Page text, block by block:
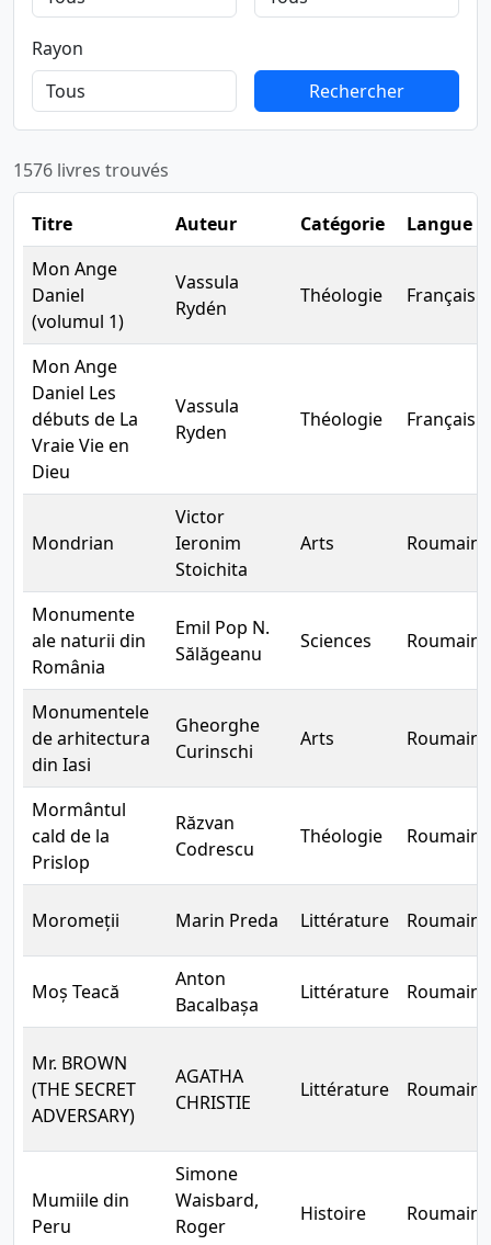
Rayon
RechercherRechercher
1576 livres trouvés
Titre Auteur Catégorie
Langue
Mon Ange
Daniel
(volumul 1)
Vassula
Rydén
Théologie Français
Mon Ange
Daniel Les
débuts de La
Vraie Vie en
Dieu
Vassula
Ryden
Théologie Français
Mondrian
Victor
Ieronim
Stoichita
Arts Roumain
Monumente
ale naturii din
România
Emil Pop N.
Sălăgeanu
Sciences Roumain
Monumentele
de arhitectura
din Iasi
Gheorghe
Curinschi
Arts Roumain
Mormântul
cald de la
Prislop
Răzvan
Codrescu
Théologie Roumain
Moromeții Marin Preda Littérature Roumain
Moș Teacă
Anton
Bacalbașa
Littérature Roumain
Mr. BROWN
(THE SECRET
ADVERSARY)
AGATHA
CHRISTIE
Littérature Roumain
Mumiile din
Peru
Simone
Waisbard,
Roger
Histoire Roumain